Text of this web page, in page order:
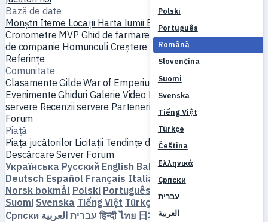
Polski
Português
Română
Slovenčina
Suomi
Svenska
Tiếng Việt
Türkçe
Čeština
Ελληνικά
Српски
עברית
العربية
Bază de date
Monștri Iteme Locații Harta lumii Bază de date abilități
Cronometre MVP Ghid de farmare Crafting și forjareAnimale
de companie Homunculi Creștere în nivelCompară
Referințe
Comunitate
ClasamenteGildeWar of EmperiumProfiluri jucători
EvenimenteGhiduri Galerie Video BloguriCluburi
servere Recenzii servere Parteneri
Forum
Piață
Piața jucătorilor Licitații Tendințe de prețEconomie
DescărcareServer Forum
Українська Русский English Bahasa Indonesia
Deutsch Español Français Italiano Magyar
Norsk bokmål Polski Português
Suomi Svenska Tiếng Việt Türkçe Čeština
Српски
עברית العربية हिन्दी ไทย 日本語 简体中文